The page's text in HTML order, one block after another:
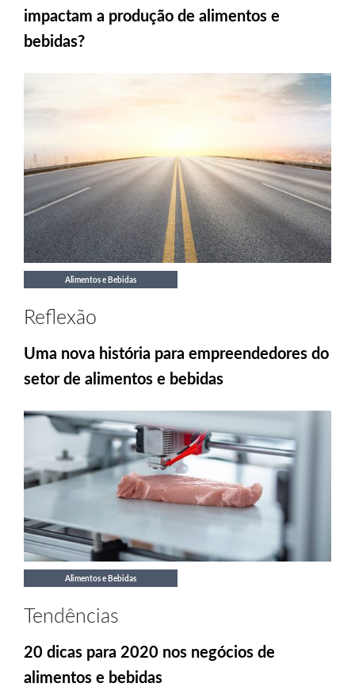
impactam a produção de alimentos e
bebidas?
Alimentos e Bebidas
Reflexão
Uma nova história para empreendedores do
setor de alimentos e bebidas
Alimentos e Bebidas
Tendências
20 dicas para 2020 nos negócios de
alimentos e bebidas